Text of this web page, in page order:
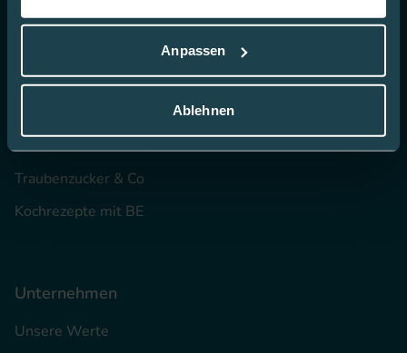
In dieser
Anpassen
Ablehnen
Insulin Pennadeln
Insulinpumpenzubehör
Produktwelt für Kinder
Traubenzucker & Co
Kochrezepte mit BE
Unternehmen
Unsere Werte